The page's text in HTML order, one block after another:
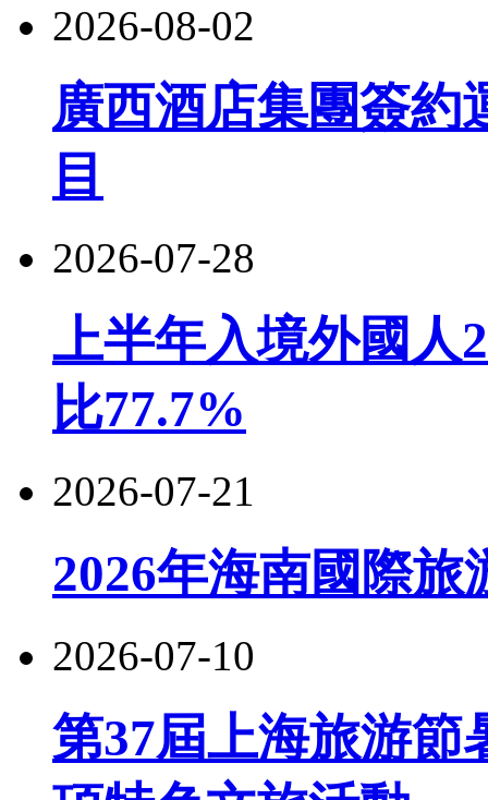
2026-08-02
廣西酒店集團簽約
目
2026-07-28
上半年入境外國人
比77.7%
2026-07-21
2026年海南國際
2026-07-10
第37屆上海旅游節